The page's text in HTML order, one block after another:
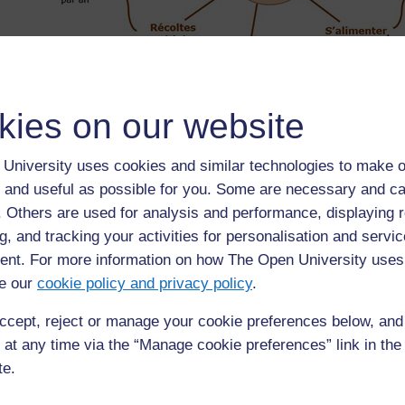
on our website
University uses cookies and similar technologies to make
useful as possible for you. Some are necessary and
Others are used for analysis and performance, displaying
and tracking your activities for personalisation and
For more information on how The Open University
our cookie policy and privacy policy.
reject or manage your cookie preferences below,
any time via the “Manage cookie preferences” link in
Précédent
Précédent
Ressource 1: Le pays Temberma